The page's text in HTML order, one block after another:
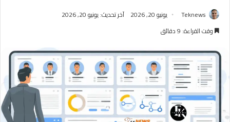
Teknews يونيو 20, 2026
آخر تحديث: يونيو 20, 2026
وقت القراءة: 9 دقائق